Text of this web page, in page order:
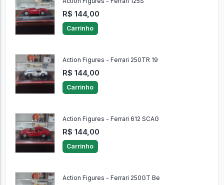
R$ 144,00
Carrinho
Action Figures - Ferrari 250TR 19
R$ 144,00
Carrinho
Action Figures - Ferrari 612 SCAG
R$ 144,00
Carrinho
Action Figures - Ferrari 250GT Be